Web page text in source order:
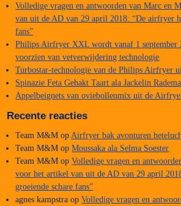
Volledige vragen en antwoorden van Marc en
van uit de AD van 29 april 2018: “De airfryer
fans”
Philips Airfryer XXL wordt vanaf 1 september
voorzien van vetverwijdering technologie
Turbostar-technologie van de Philips Airfryer
Spinazie Feta Gehakt Taart ala Jackelin
Appelbeignets van oviebollenmix uit de
Recente reacties
Team M&M op Airfryer bak avonturen
Team M&M opMoussaka ala Selma Soester
Team M&M opVolledige vragen en
voor het artikel van uit de AD van 29 april
groeiende schare fans”
agnes kampstra opVolledige vragen en